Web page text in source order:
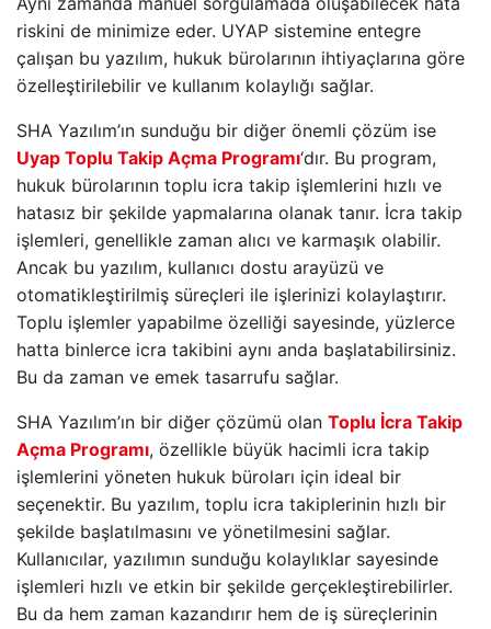
riskini de minimize eder. UYAP sistemine entegre
çalışan bu yazılım, hukuk bürolarının ihtiyaçlarına göre
özelleştirilebilir ve kullanım kolaylığı sağlar.
SHA Yazılım’ın sunduğu bir diğer önemli çözüm ise
Uyap Toplu Takip Açma Programı‘dır. Bu program,
hukuk bürolarının toplu icra takip işlemlerini hızlı ve
hatasız bir şekilde yapmalarına olanak tanır. İcra takip
işlemleri, genellikle zaman alıcı ve karmaşık olabilir.
Ancak bu yazılım, kullanıcı dostu arayüzü ve
otomatikleştirilmiş süreçleri ile işlerinizi kolaylaştırır.
Toplu işlemler yapabilme özelliği sayesinde, yüzlerce
hatta binlerce icra takibini aynı anda başlatabilirsiniz.
Bu da zaman ve emek tasarrufu sağlar.
SHA Yazılım’ın bir diğer çözümü olan Toplu İcra Takip
Açma Programı, özellikle büyük hacimli icra takip
işlemlerini yöneten hukuk büroları için ideal bir
seçenektir. Bu yazılım, toplu icra takiplerinin hızlı bir
şekilde başlatılmasını ve yönetilmesini sağlar.
Kullanıcılar, yazılımın sunduğu kolaylıklar sayesinde
işlemleri hızlı ve etkin bir şekilde gerçekleştirebilirler.
Bu da hem zaman kazandırır hem de iş süreçlerinin